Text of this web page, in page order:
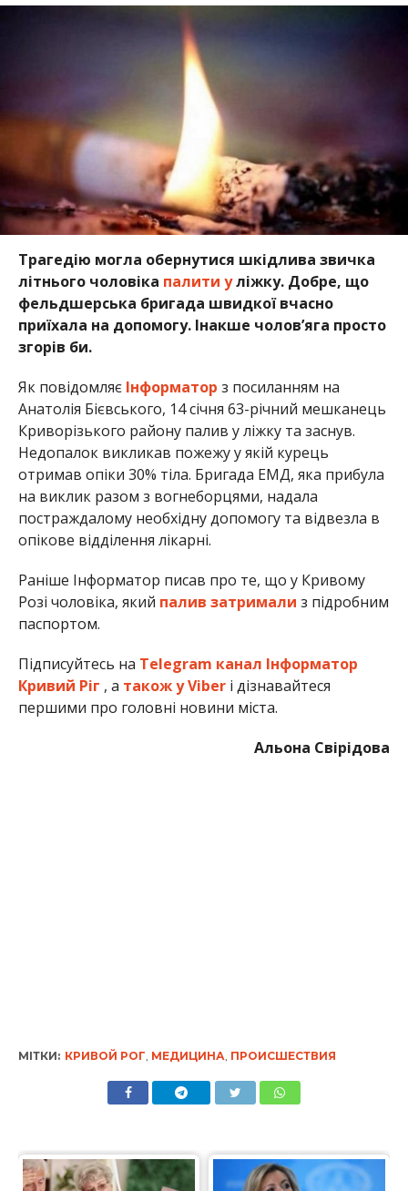
Трагедію могла обернутися шкідлива звичка
літнього чоловіка палити уліжку. Добре, що
фельдшерська бригада швидкої вчасно
приїхала на допомогу. Інакше чолов’яга просто
згорів би.
Як повідомляє Інформатор з посиланням на
Анатолія Бієвського, 14 січня 63-річний мешканець
Криворізького району палив у ліжку та заснув.
Недопалок викликав пожежу у якій курець
отримав опіки 30% тіла. Бригада ЕМД, яка прибула
на виклик разом з вогнеборцями, надала
постраждалому необхідну допомогу та відвезла в
опікове відділення лікарні.
Раніше Інформатор писав про те, що у Кривому
Розі чоловіка, який палив затримали з підробним
паспортом.
Підписуйтесь на Telegram канал Інформатор
Кривий Ріг , а також у Viberі дізнавайтеся
першими про головні новини міста.
Альона Свірідова
МІТКИ: КРИВОЙ РОГ МЕДИЦИНА ПРОИСШЕСТВИЯ